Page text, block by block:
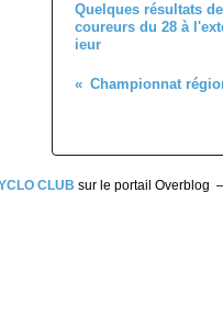
Quelques résultats
coureurs du 28 à
ieur
CLUB sur le portail Overblog